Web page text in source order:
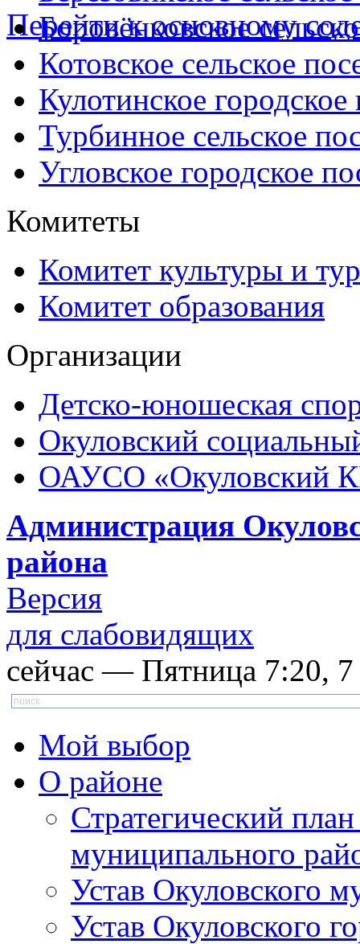
Перейти к основному
Боровёнковское
Котовское сельское
Кулотинское городское
Турбинное сельское
Угловское городское
Комитеты
Комитет культуры и
Комитет образования
Организации
Детско-юношеская
Окуловский
ОАУСО «Окуловский
Администрация
района
Версия
для слабовидящих
сейчас — Пятница 7:20, 7
Мой выбор
О районе
Стратегический
муниципального
Устав Окуловского
Устав Окуловского